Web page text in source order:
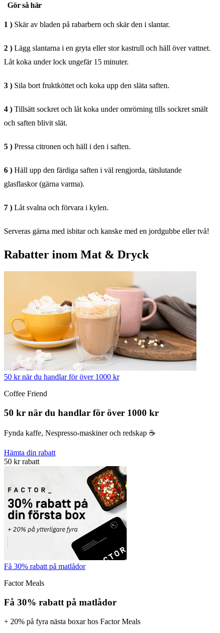
Gör så här
1 ) Skär av bladen på rabarbern och skär den i slantar.
2 ) Lägg slantarna i en gryta eller stor kastrull och häll över vattnet.
Låt koka under lock ungefär 15 minuter.
3 ) Sila bort fruktköttet och koka upp den släta saften.
4 ) Tillsätt sockret och låt koka under omrörning tills sockret smält
och saften blivit slät.
5 ) Pressa citronen och häll i den i saften.
6 ) Häll upp den färdiga saften i väl rengjorda, tätslutande
glasflaskor (gärna varma).
7 ) Låt svalna och förvara i kylen.
Serveras gärna med isbitar och kanske med en jordgubbe eller två!
Rabatter inom Mat & Dryck
50 kr när du handlar för över 1000 kr
Coffee Friend
50 kr när du handlar för över 1000 kr
Fynda kaffe, Nespresso-maskiner och redskap ☕️
Hämta din rabatt
50 kr rabatt
Få 30% rabatt på matlådor
Factor Meals
Få 30% rabatt på matlådor
+ 20% på fyra nästa boxar hos Factor Meals